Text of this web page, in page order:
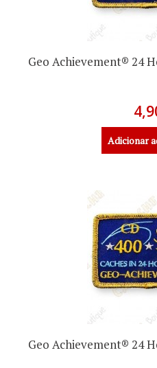
Geo Achievement® 24
Adicionar
Geo Achievement® 24